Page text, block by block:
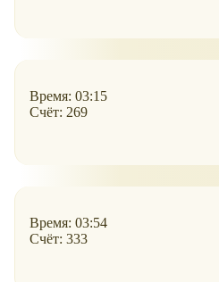
Время: 03:15
Счёт: 269
Время: 03:54
Счёт: 333